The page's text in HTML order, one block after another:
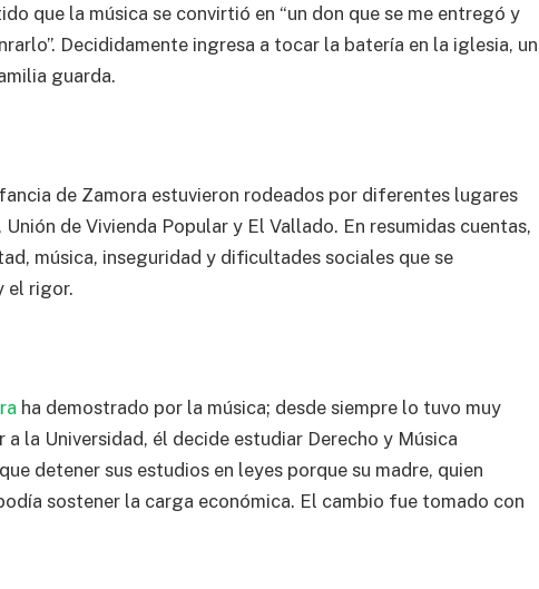
que la música se convirtió en “un don que se me entregó y
Decididamente ingresa a tocar la batería en la iglesia, un
guarda.
de Zamora estuvieron rodeados por diferentes lugares
de Vivienda Popular y El Vallado. En resumidas cuentas,
música, inseguridad y dificultades sociales que se
el rigor.
ha demostrado por la música; desde siempre lo tuvo muy
la Universidad, él decide estudiar Derecho y Música
detener sus estudios en leyes porque su madre, quien
sostener la carga económica. El cambio fue tomado con